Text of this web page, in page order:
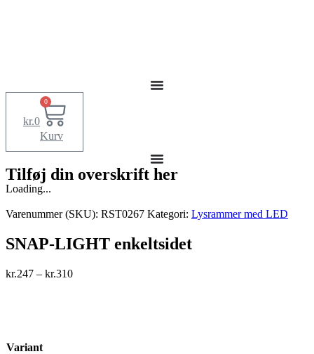
kr.0
0
Kurv
Tilføj din overskrift her
Loading...
Varenummer (SKU): RST0267 Kategori: Lysrammer med LED
SNAP-LIGHT enkeltsidet
kr.247 – kr.310
Variant